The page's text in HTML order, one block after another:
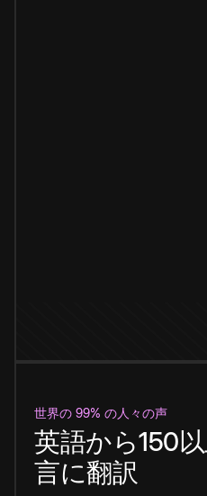
世界の 99% の人々の声
英語から150
言に翻訳